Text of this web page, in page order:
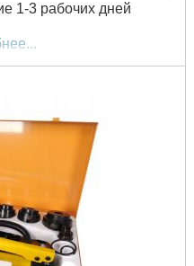
1-3 рабочих дней